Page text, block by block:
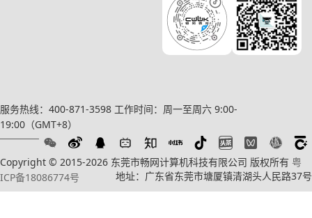
服务热线：400-871-3598 工作时间：周一至周六 9:00-
19:00（GMT+8）
Copyright © 2015-2026 东莞市畅网计算机科技有限公司 版权所有 粤
ICP备18086774号
地址：广东省东莞市塘厦镇清湖头人民路37号